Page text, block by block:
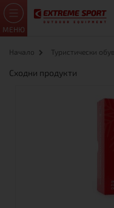
МЕНЮ
Начало Туристически
Сходни продукти